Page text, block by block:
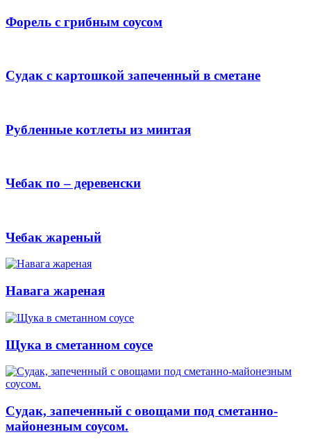
Форель с грибным соусом
Судак с картошкой запеченный в сметане
Рубленные котлеты из минтая
Чебак по – деревенски
Чебак жареный
Навага жареная
Щука в сметанном соусе
Судак, запеченный с овощами под сметанно-
майонезным соусом.